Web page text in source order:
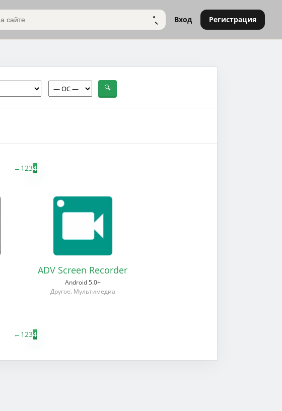
НАЙТИВход Регистрация
←1 234
ADV Screen Recorder
Android 5.0+
Другое, Мультимедиа
←1 234